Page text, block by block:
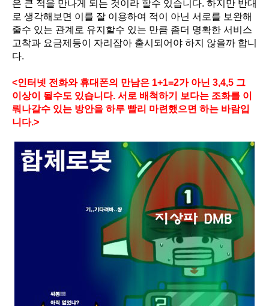
은 큰 적을 만나게 되는 것이라 할수 있습니다. 하지만 반대
로 생각해보면 이를 잘 이용하여 적이 아닌 서로를 보완해
줄수 있는 관계로 유지할수 있는 만큼 좀더 명확한 서비스
고착과 요금제등이 자리잡아 출시되어야 하지 않을까 합니
다.
<인터넷 전화와 휴대폰의 만남은 1+1=2가 아닌 3,4,5 그
이상이 될수도 있습니다. 서로 배척하기 보다는 조화를 이
뤄나갈수 있는 방안을 하루 빨리 마련했으면 하는 바람입
니다.>